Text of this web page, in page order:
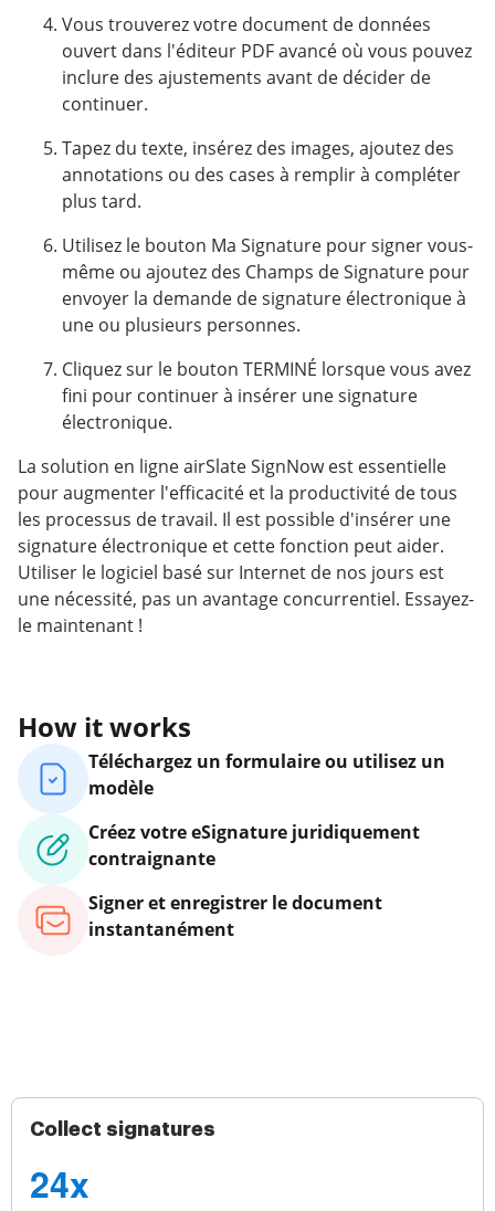
Vous trouverez votre document de données
ouvert dans l'éditeur PDF avancé où vous pouvez
inclure des ajustements avant de décider de
continuer.
Tapez du texte, insérez des images, ajoutez des
annotations ou des cases à remplir à compléter
plus tard.
Utilisez le bouton Ma Signature pour signer vous-
même ou ajoutez des Champs de Signature pour
envoyer la demande de signature électronique à
une ou plusieurs personnes.
Cliquez sur le bouton TERMINÉ lorsque vous avez
fini pour continuer à insérer une signature
électronique.
La solution en ligne airSlate SignNow est essentielle
pour augmenter l'efficacité et la productivité de tous
les processus de travail. Il est possible d'insérer une
signature électronique et cette fonction peut aider.
Utiliser le logiciel basé sur Internet de nos jours est
une nécessité, pas un avantage concurrentiel. Essayez-
le maintenant !
How it works
Téléchargez un formulaire ou utilisez un
modèle
Créez votre eSignature juridiquement
contraignante
Signer et enregistrer le document
instantanément
Collect signatures
24x